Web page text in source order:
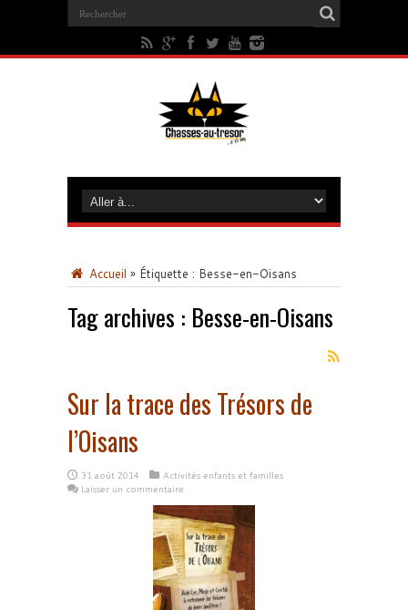
Accueil » Étiquette : Besse-en-Oisans
Tag archives : Besse-en-Oisans
Sur la trace des Trésors de
l’Oisans
31 août 2014
Activités enfants et familles
Laisser un commentaire